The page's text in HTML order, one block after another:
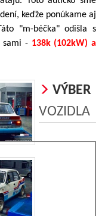
keďže ponúkame aj
"m-béčka" odišla s
sami - 138k (102kW) a
VÝBER
VOZIDLA